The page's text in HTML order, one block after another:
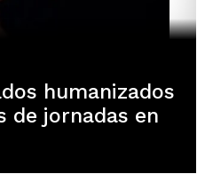
humanizados
de jornadas en